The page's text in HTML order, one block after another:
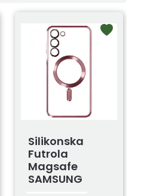
Silikonska
Futrola
Magsafe
SAMSUNG